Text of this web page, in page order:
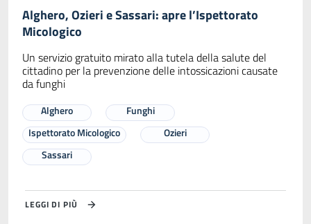
Alghero, Ozieri e Sassari: apre l’Ispettorato
Micologico
Un servizio gratuito mirato alla tutela della salute del
cittadino per la prevenzione delle intossicazioni causate
da funghi
Alghero
Funghi
Ispettorato Micologico
Ozieri
Sassari
LEGGI DI PIÙ